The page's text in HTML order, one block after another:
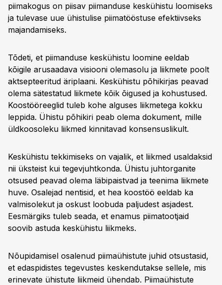
piimakogus on piisav piimanduse keskühistu loomiseks
ja tulevase uue ühistulise piimatööstuse efektiivseks
majandamiseks.
Tõdeti, et piimanduse keskühistu loomine eeldab
kõigile arusaadava visiooni olemasolu ja liikmete poolt
aktsepteeritud äriplaani. Keskühistu põhikirjas peavad
olema sätestatud liikmete kõik õigused ja kohustused.
Koostööreeglid tuleb kohe alguses liikmetega kokku
leppida. Ühistu põhikiri peab olema dokument, mille
üldkoosoleku liikmed kinnitavad konsensuslikult.
Keskühistu tekkimiseks on vajalik, et liikmed usaldaksid
nii üksteist kui tegevjuhtkonda. Ühistu juhtorganite
otsused peavad olema läbipaistvad ja teenima liikmete
huve. Osalejad nentisid, et hea koostöö eeldab ka
valmisolekut ja oskust loobuda paljudest asjadest.
Eesmärgiks tuleb seada, et enamus piimatootjaid
soovib astuda keskühistu liikmeks.
Nõupidamisel osalenud piimaühistute juhid otsustasid,
et edaspidistes tegevustes keskendutakse sellele, mis
erinevate ühistute liikmeid ühendab. Piimaühistute